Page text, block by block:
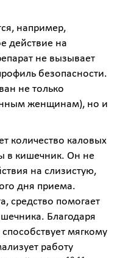
например,
действие на
не вызывает
безопасности.
не только
женщинам), но и
количество каловых
в кишечник. Он не
на слизистую,
дня приема.
средство помогает
Благодаря
способствует мягкому
работу